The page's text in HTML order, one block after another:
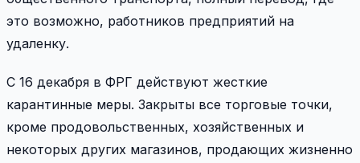
это возможно, работников предприятий на
удаленку.
С 16 декабря в ФРГ действуют жесткие
карантинные меры. Закрыты все торговые точки,
кроме продовольственных, хозяйственных и
некоторых других магазинов, продающих жизненно